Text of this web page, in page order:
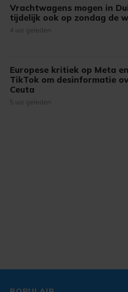
Vrachtwagens mogen in
tijdelijk ook op zondag de
4 uur geleden
Europese kritiek op Meta en
TikTok om desinformatie
Ceuta
5 uur geleden